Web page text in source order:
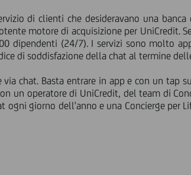
di clienti che desideravano una banca
motore di acquisizione per UniCredit.
dipendenti (24/7). I servizi sono molto
di soddisfazione della chat al termine
chat. Basta entrare in app e con un tap
un operatore di UniCredit, del team di
ogni giorno dell'anno e una Concierge per